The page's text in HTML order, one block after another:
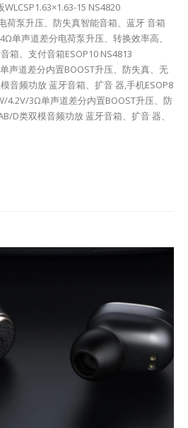
15 NS4820
荷泵升压、防失真智能音箱、蓝牙 音箱
单声道差分电荷泵升压、转换效率高、
箱、支付音箱ESOP10 NS4813
声道差分内置BOOST升压、防失真、无
音频功放 蓝牙音箱、扩音 器,手机ESOP8
4.2V/3Ω单声道差分内置BOOST升压、防
D类双模音频功放 蓝牙音箱、扩音 器、